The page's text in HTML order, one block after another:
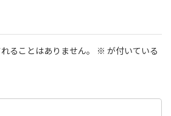
ることはありません。 ※ が付いている